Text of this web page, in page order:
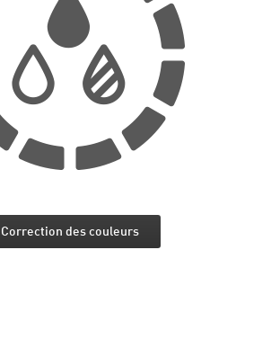
Correction des couleurs